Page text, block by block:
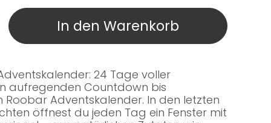
In den Warenkorb
24 Tage voller
aufregenden Countdown bis
Adventskalender. In den letzten
öffnest du jeden Tag ein Fenster mit